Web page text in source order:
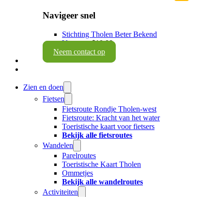
Navigeer snel
Stichting Tholen Beter Bekend
Vacatures$10.00
Neem contact op
Zien en doen
Fietsen
Fietsroute Rondje Tholen-west
Fietsroute: Kracht van het water
Toeristische kaart voor fietsers
Bekijk alle fietsroutes
Wandelen
Parelroutes
Toeristische Kaart Tholen
Ommetjes
Bekijk alle wandelroutes
Activiteiten